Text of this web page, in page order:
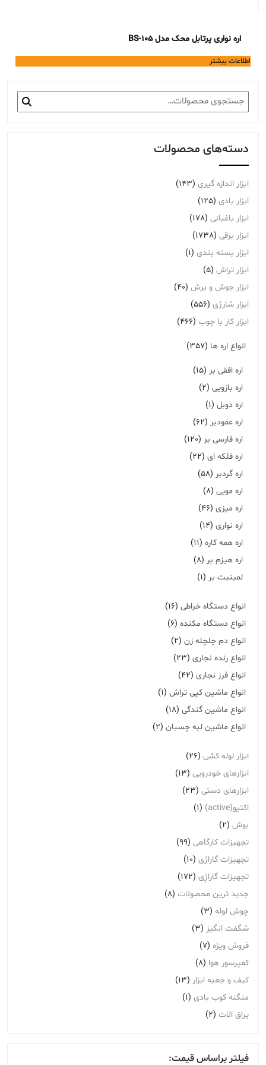
اره نواری پرتابل محک مدل BS-105
اطلاعات بیشتر
جستجو
برای:
دسته‌های محصولات
ابزار اندازه گیری (143)
ابزار بادی (125)
ابزار باغبانی (178)
ابزار برقی (1738)
ابزار بسته بندی (1)
ابزار تراش (5)
ابزار جوش و برش (40)
ابزار شارژی (556)
ابزار کار با چوب (466)
انواع اره ها (357)
اره افقی بر (15)
اره بازویی (2)
اره دوبل (1)
اره عمودبر (62)
اره فارسی بر (120)
اره فلکه ای (22)
اره گردبر (58)
اره مویی (8)
اره میزی (46)
اره نواری (14)
اره همه کاره (11)
اره هیزم بر (8)
لمینیت بر (1)
انواع دستگاه خراطی (16)
انواع دستگاه مکنده (6)
انواع دم چلچله زن (2)
انواع رنده نجاری (23)
انواع فرز نجاری (42)
انواع ماشین کپی تراش (1)
انواع ماشین گندگی (18)
انواع ماشین لبه چسبان (2)
ابزار لوله کشی (26)
ابزارهای خودرویی (13)
ابزارهای دستی (23)
اکتیو(active)
(1)
بوش (2)
تجهیزات کارگاهی (99)
تجهیزات گاراژی (10)
تجهیزات گاراژِی (172)
جدید ترین محصولات (8)
چوش لوله (3)
شگفت انگیز (3)
فروش ویژه (7)
کمپرسور هوا (8)
کیف و جعبه ابزار (13)
منگنه کوب بادی (1)
یراق الات (2)
فیلتر براساس قیمت: